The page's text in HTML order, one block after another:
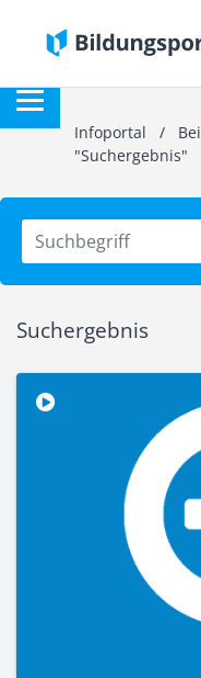
Infoportal /
"Suchergebnis"
Suchergebnis